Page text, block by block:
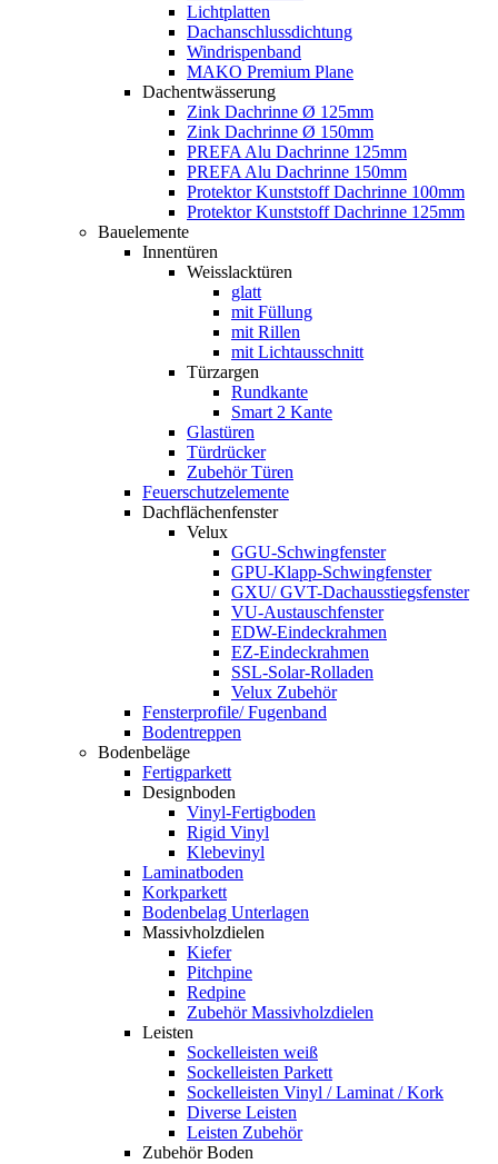
Lichtplatten
Dachanschlussdichtung
Windrispenband
MAKO Premium Plane
Dachentwässerung
Zink Dachrinne Ø 125mm
Zink Dachrinne Ø 150mm
PREFA Alu Dachrinne 125mm
PREFA Alu Dachrinne 150mm
Protektor Kunststoff Dachrinne 100mm
Protektor Kunststoff Dachrinne 125mm
Bauelemente
Innentüren
Weisslacktüren
glatt
mit Füllung
mit Rillen
mit Lichtausschnitt
Türzargen
Rundkante
Smart 2 Kante
Glastüren
Türdrücker
Zubehör Türen
Feuerschutzelemente
Dachflächenfenster
Velux
GGU-Schwingfenster
GPU-Klapp-Schwingfenster
GXU/ GVT-Dachausstiegsfenster
VU-Austauschfenster
EDW-Eindeckrahmen
EZ-Eindeckrahmen
SSL-Solar-Rolladen
Velux Zubehör
Fensterprofile/ Fugenband
Bodentreppen
Bodenbeläge
Fertigparkett
Designboden
Vinyl-Fertigboden
Rigid Vinyl
Klebevinyl
Laminatboden
Korkparkett
Bodenbelag Unterlagen
Massivholzdielen
Kiefer
Pitchpine
Redpine
Zubehör Massivholzdielen
Leisten
Sockelleisten weiß
Sockelleisten Parkett
Sockelleisten Vinyl / Laminat / Kork
Diverse Leisten
Leisten Zubehör
Zubehör Boden